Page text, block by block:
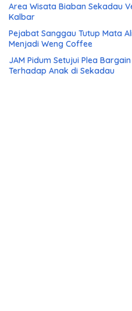
Area Wisata Biaban Sekadau
Kalbar
Pejabat Sanggau Tutup Mata
Menjadi Weng Coffee
JAM Pidum Setujui Plea
Terhadap Anak di Sekadau